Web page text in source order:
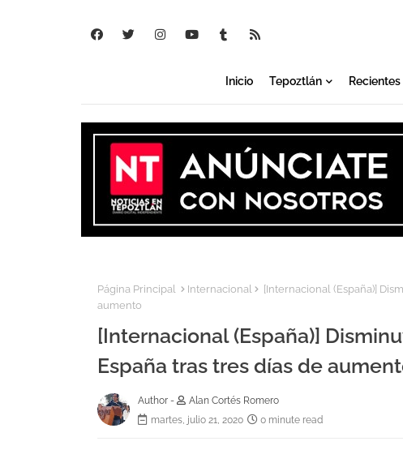
Inicio Tepoztlán Recientes
Página Principal Internacional
[Internacional (España)]
aumento
[Internacional (España)]
España tras tres días de
Author -
Alan Cortés Romero
martes, julio 21, 2020
0 minute read